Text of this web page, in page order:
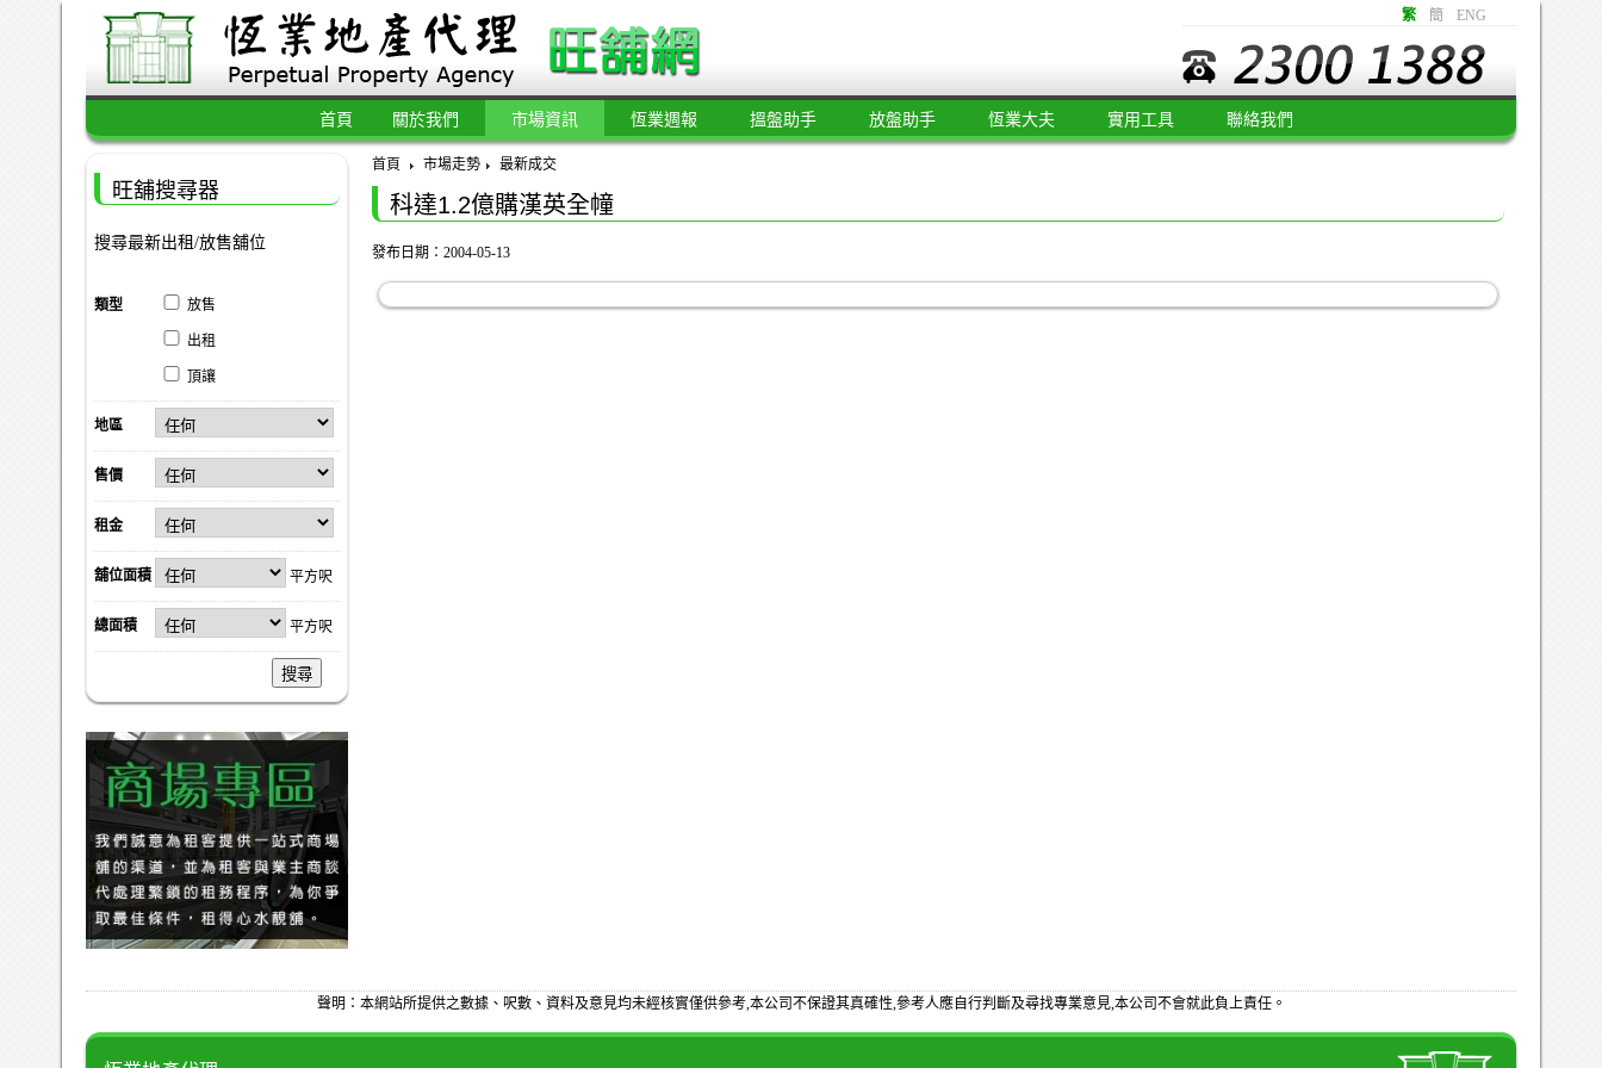
繁 簡 ENG
首頁 關於我們 市場資訊 恆業週報 搵盤助手 放盤助手 恆業大夫 實用工具 聯絡我們
首頁 市場走勢 最新成交
科達1.2億購漢英全幢
發布日期：2004-05-13
旺舖搜尋器
搜尋最新出租/放售舖位
類型 放售
出租
頂讓
地區
售價
租金
舖位面積 平方呎
總面積 平方呎
搜尋
聲明：本網站所提供之數據、呎數、資料及意見均未經核實僅供參考,本公司不保證其真確性,參考人應自行判斷及尋找專業意見,本公司不會就此負上責任。